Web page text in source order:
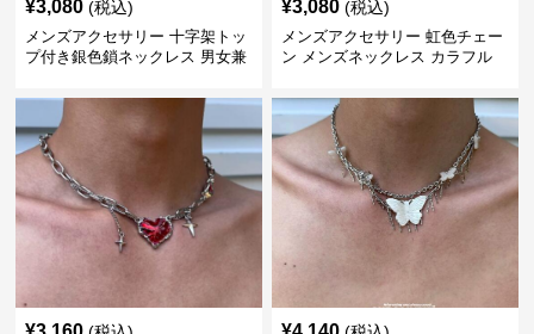
¥3,080 (税込)
メンズアクセサリー 十字架トッ
プ付き銀色鎖ネックレス 男女兼
¥3,080 (税込)
メンズアクセサリー 虹色チェー
ン メンズネックレス カラフル